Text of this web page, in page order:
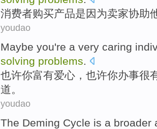
消费者购买产品是因为卖家协助
youdao
Maybe you're a very caring
solving problems.
也许你富有爱心 ，也许你办事很
道。
youdao
The Deming Cycle is a broader